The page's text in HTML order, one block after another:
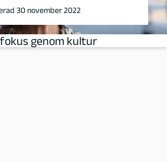
30 november 2022
genom kultur